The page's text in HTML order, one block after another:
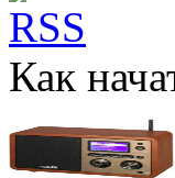
Как